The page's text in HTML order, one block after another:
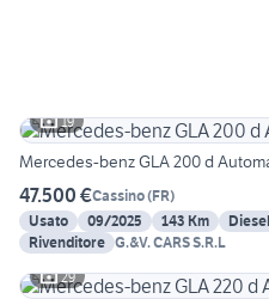
19
Mercedes-benz GLA 200 d
47.500 €Cassino(FR)
Usato
09/2025 143 Km Diesel
Rivenditore G.&V. CARS S.R.L
29